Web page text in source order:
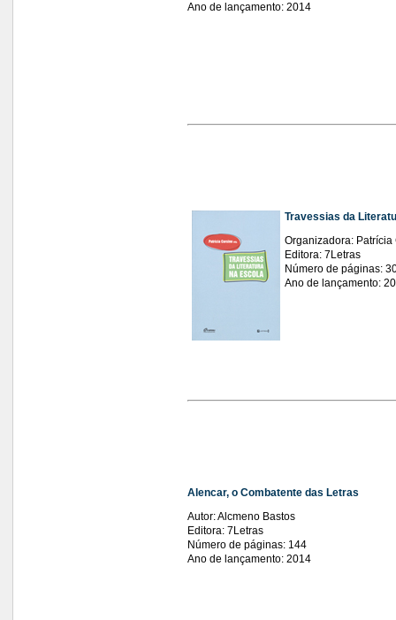
Ano de lançamento: 2014
Travessias da
Organizadora: Patrícia
Editora: 7Letras
Número de páginas:
Ano de lançamento:
Alencar, o Combatente das Letras
Autor: Alcmeno Bastos
Editora: 7Letras
Número de páginas: 144
Ano de lançamento: 2014